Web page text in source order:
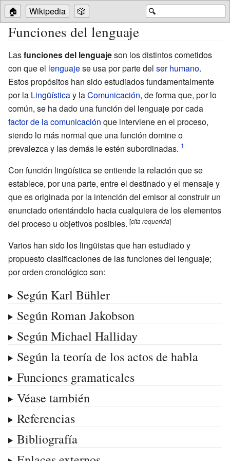
🔍
🏠 Wikipedia 🎲
Funciones del lenguaje
Lasfunciones del lenguajeson los distintos cometidos
con que el lenguajese usa por parte del ser humano.
Estos propósitos han sido estudiados fundamentalmente
por la Lingüísticay laComunicación, de forma que, por lo
común, se ha dado una función del lenguaje por cada
factor de la comunicación que interviene en el proceso,
siendo lo más normal que una función domine o
prevalezca y las demás le estén subordinadas.
Con función lingüística se entiende la relación que se
establece, por una parte, entre el destinado y el mensaje y
que es originada por la intención del emisor al construir un
enunciado orientándolo hacia cualquiera de los elementos
del proceso u objetivos posibles. [citarequerida]
Varios han sido los lingüistas que han estudiado y
propuesto clasificaciones de las funciones del lenguaje;
por orden cronológico son:
Según Karl Bühler
Según Roman Jakobson
Según Michael Halliday
Según la teoría de los actos de habla
Funciones gramaticales
Véase también
Referencias
Bibliografía